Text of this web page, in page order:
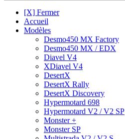
[X] Fermer
Accueil
Modèles
Desmo450 MX Factory
Desmo450 MX / EDX
Diavel V4
XDiavel V4
DesertX
DesertX Rally
DesertX Discovery
Hypermotard 698
Hypermotard V2 / V2 SP
Monster +
Monster SP